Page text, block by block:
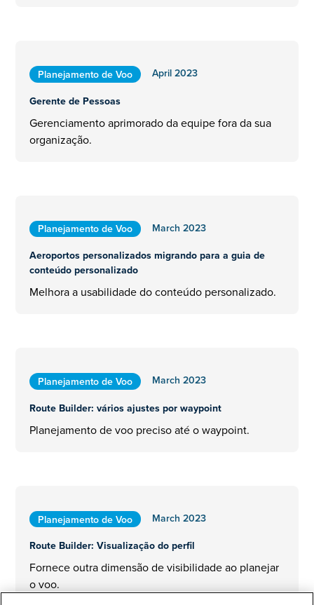
Planejamento de Voo
April 2023
Gerente de Pessoas
Gerenciamento aprimorado da equipe fora da sua
organização.
Planejamento de Voo
March 2023
Aeroportos personalizados migrando para a guia de
conteúdo personalizado
Melhora a usabilidade do conteúdo personalizado.
Planejamento de Voo
March 2023
Route Builder: vários ajustes por waypoint
Planejamento de voo preciso até o waypoint.
Planejamento de Voo
March 2023
Route Builder: Visualização do perfil
Fornece outra dimensão de visibilidade ao planejar
o voo.